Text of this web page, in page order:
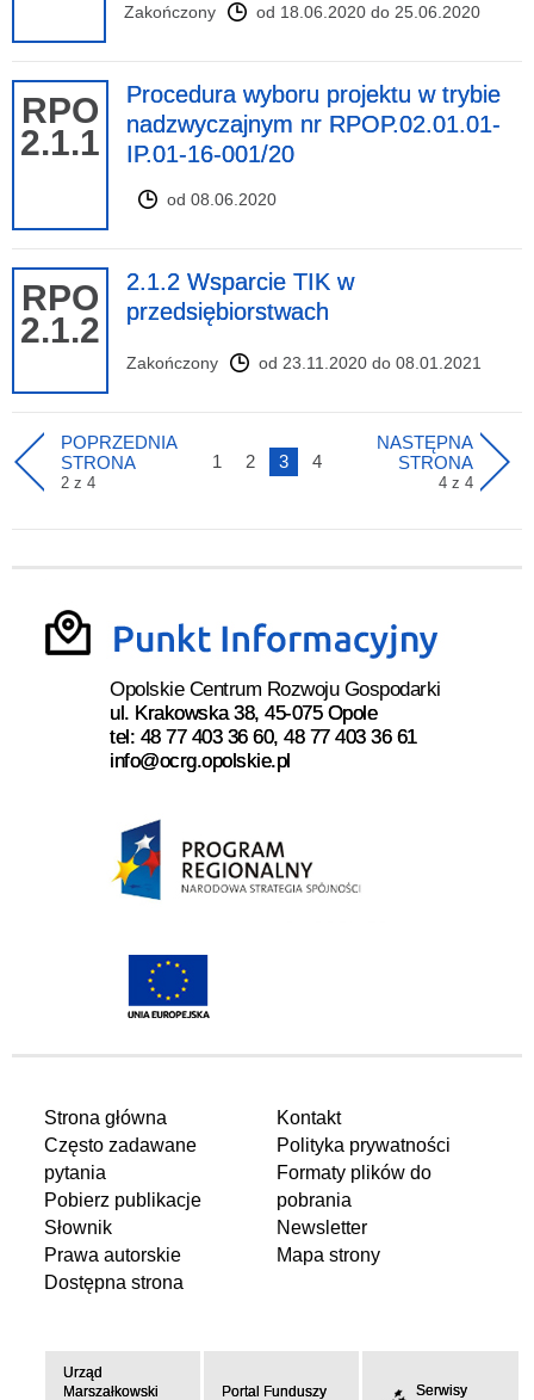
Zakończony od 18.06.2020 do 25.06.2020
RPO
2.1.1
Procedura wyboru projektu w trybie
nadzwyczajnym nr RPOP.02.01.01-
IP.01-16-001/20
od 08.06.2020
RPO
2.1.2
2.1.2 Wsparcie TIK w
przedsiębiorstwach
Zakończony od 23.11.2020 do 08.01.2021
POPRZEDNIA
STRONA
2 z 4
1 2 3 4
NASTĘPNA
STRONA
4 z 4
Opolskie Centrum Rozwoju Gospodarki
ul. Krakowska 38, 45-075 Opole
tel: 48 77 403 36 60, 48 77 403 36 61
info@ocrg.opolskie.pl
Strona główna
Często zadawane
pytania
Pobierz publikacje
Słownik
Prawa autorskie
Dostępna strona
Kontakt
Polityka prywatności
Formaty plików do
pobrania
Newsletter
Mapa strony
Urząd
Marszałkowski
Portal Funduszy Serwisy